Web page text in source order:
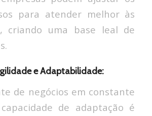
para atender melhor às
criando uma base leal de
e Adaptabilidade:
de negócios em constante
de adaptação é